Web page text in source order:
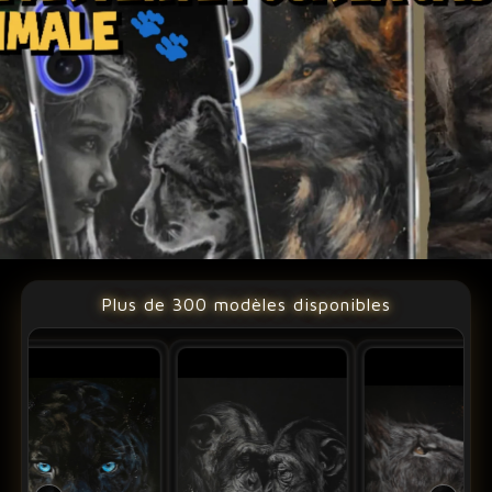
Plus de 300 modèles disponibles